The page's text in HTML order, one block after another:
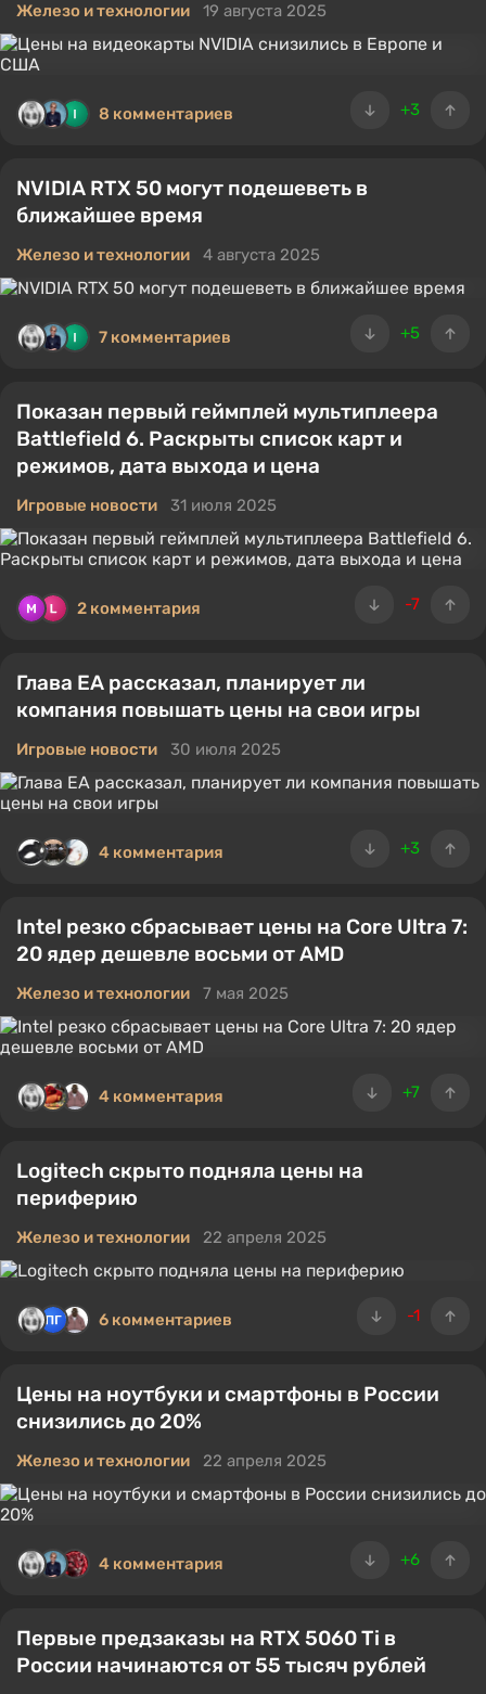
Железо и технологии 19 августа 2025
+3
8 комментариев
NVIDIA RTX 50 могут подешеветь в
ближайшее время
Железо и технологии 4 августа 2025
+5
7 комментариев
Показан первый геймплей мультиплеера
Battlefield 6. Раскрыты список карт и
режимов, дата выхода и цена
Игровые новости 31 июля 2025
-7
2 комментария
Глава EA рассказал, планирует ли
компания повышать цены на свои игры
Игровые новости 30 июля 2025
+3
4 комментария
Intel резко сбрасывает цены на Core Ultra 7:
20 ядер дешевле восьми от AMD
Железо и технологии 7 мая 2025
+7
4 комментария
Logitech скрыто подняла цены на
периферию
Железо и технологии 22 апреля 2025
-1
6 комментариев
Цены на ноутбуки и смартфоны в России
снизились до 20%
Железо и технологии 22 апреля 2025
+6
4 комментария
Первые предзаказы на RTX 5060 Ti в
России начинаются от 55 тысяч рублей